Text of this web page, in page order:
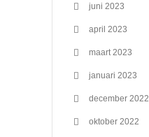
juni 2023
april 2023
maart 2023
januari 2023
december 2022
oktober 2022